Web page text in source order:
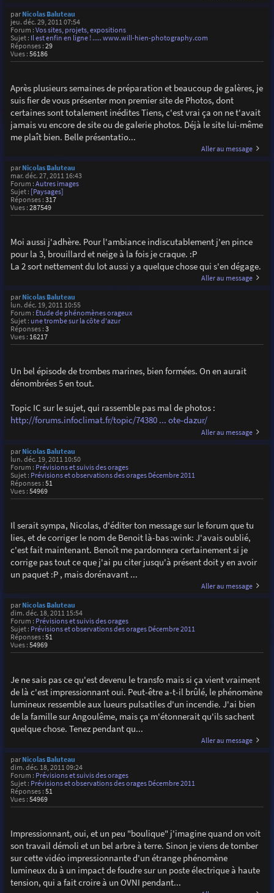
par Nicolas Baluteau
jeu. déc. 29, 2011 07:54
Forum : Vos sites, projets, expositions
Sujet : Il est enfin en ligne ! ..... www.will-hien-photography.com
Réponses : 29
Vues : 56186
Après plusieurs semaines de préparation et beaucoup de galères, je
suis fier de vous présenter mon premier site de Photos, dont
certaines sont totalement inédites Tiens, c'est vrai ça on ne t'avait
jamais vu encore de site ou de galerie photos. Déjà le site lui-même
me plaît bien. Belle présentatio...
Aller au message
par Nicolas Baluteau
mar. déc. 27, 2011 16:43
Forum : Autres images
Sujet : [Paysages]
Réponses : 317
Vues : 287549
Moi aussi j'adhère. Pour l'ambiance indiscutablement j'en pince
pour la 3, brouillard et neige à la fois je craque. :P
La 2 sort nettement du lot aussi y a quelque chose qui s'en dégage.
Aller au message
par Nicolas Baluteau
lun. déc. 19, 2011 10:55
Forum : Étude de phénomènes orageux
Sujet : une trombe sur la côte d'azur
Réponses : 3
Vues : 16217
Un bel épisode de trombes marines, bien formées. On en aurait
dénombrées 5 en tout.
Topic IC sur le sujet, qui rassemble pas mal de photos :
http://forums.infoclimat.fr/topic/74380 ... ote-dazur/
Aller au message
par Nicolas Baluteau
lun. déc. 19, 2011 10:50
Forum : Prévisions et suivis des orages
Sujet : Prévisions et observations des orages Décembre 2011
Réponses : 51
Vues : 54969
Il serait sympa, Nicolas, d'éditer ton message sur le forum que tu
lies, et de corriger le nom de Benoit là-bas :wink: J'avais oublié,
c'est fait maintenant. Benoît me pardonnera certainement si je
corrige pas tout ce que j'ai pu citer jusqu'à présent doit y en avoir
un paquet :P , mais dorénavant ...
Aller au message
par Nicolas Baluteau
dim. déc. 18, 2011 15:54
Forum : Prévisions et suivis des orages
Sujet : Prévisions et observations des orages Décembre 2011
Réponses : 51
Vues : 54969
Je ne sais pas ce qu'est devenu le transfo mais si ça vient vraiment
de là c'est impressionnant oui. Peut-être a-t-il brûlé, le phénomène
lumineux ressemble aux lueurs pulsatiles d'un incendie. J'ai bien
de la famille sur Angoulême, mais ça m'étonnerait qu'ils sachent
quelque chose. Tenez pendant qu...
Aller au message
par Nicolas Baluteau
dim. déc. 18, 2011 09:24
Forum : Prévisions et suivis des orages
Sujet : Prévisions et observations des orages Décembre 2011
Réponses : 51
Vues : 54969
Impressionnant, oui, et un peu "boulique" j'imagine quand on voit
son travail démoli et un bel arbre à terre. Sinon je viens de tomber
sur cette vidéo impressionnante d'un étrange phénomène
lumineux du à un impact de foudre sur un poste électrique à haute
tension, qui a fait croire à un OVNI pendant...